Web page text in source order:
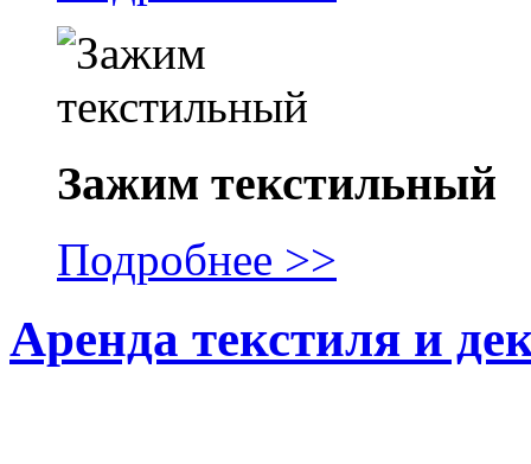
Зажим текстильный
Подробнее >>
Аренда текстиля и